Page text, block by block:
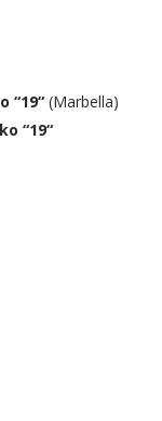
“19“ (Marbella)
“19“